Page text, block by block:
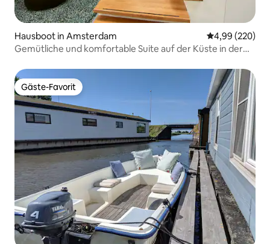
Hausboot in Amsterdam
4,99 (220)
Gemütliche und komfortable Suite auf der Küste in der
Gäste-Favorit
Gäste-Favorit